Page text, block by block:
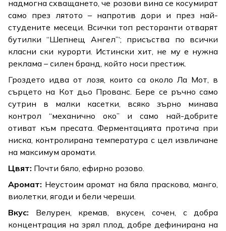
надмогна сxващането, че розови вина се косумират
само през лятото – напротив дори и през най-
студените месеци. Всички топ ресторанти отварят
бутилки “Шепнещ Ангел”‘; присъства по всички
класни ски курорти. Истински хит, не му е нужна
реклама – силен бранд, който носи престиж.
Гроздето идва от лозя, които са около Ла Мот, в
сърцето на Кот дьо Прованс. Бере се ръчно само
сутрин в малки касетки, всяко зърно минава
контрол “механично око” и само най-добрите
отиват към пресата. Ферментацията протича при
ниска, контролирана температура с цел извличане
на максимум аромати.
Цвят: Почти бяло, ефирно розово.
Аромат: Неустоим аромат на бяла праскова, манго,
виолетки, ягоди и бели череши.
Вкус: Велурен, кремав, вкусен, сочен, с добра
концентрация на зрял плод, добре дефинирана на